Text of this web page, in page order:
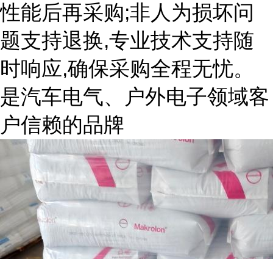
性能后再采购;非人为损坏问
题支持退换,专业技术支持随
时响应,确保采购全程无忧。
是汽车电气、户外电子领域客
户信赖的品牌